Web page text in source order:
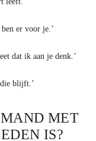
er voor je.’
dat ik aan je denk.’
die blijft.’
MET
IS?